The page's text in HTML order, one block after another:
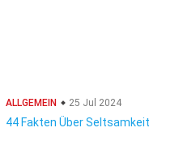
ALLGEMEIN 25 Jul 2024
44 Fakten Über Seltsamkeit